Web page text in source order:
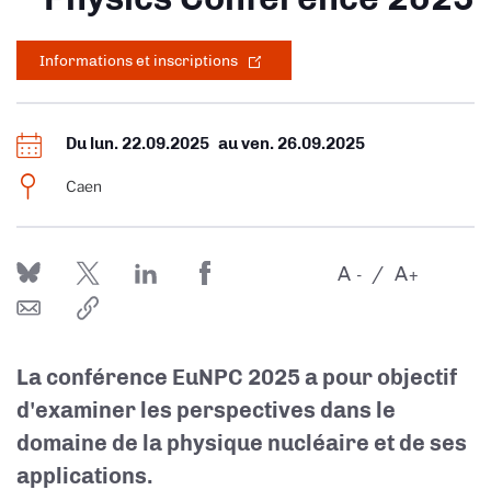
Informations et inscriptions
Du lun. 22.09.2025 auven. 26.09.2025
Caen
-
A +
A
La conférence EuNPC 2025 a pour objectif
d'examiner les perspectives dans le
domaine de la physique nucléaire et de ses
applications.